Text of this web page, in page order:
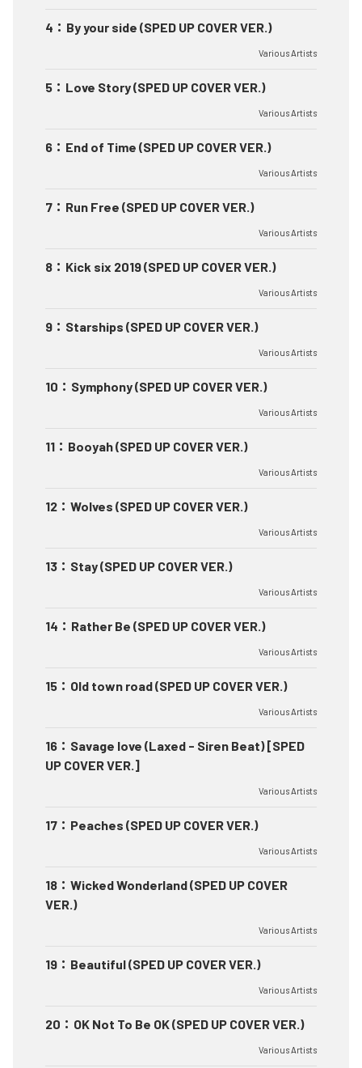
4 ： By your side (SPED UP COVER VER.)
Various Artists
5 ： Love Story (SPED UP COVER VER.)
Various Artists
6 ： End of Time (SPED UP COVER VER.)
Various Artists
7 ： Run Free (SPED UP COVER VER.)
Various Artists
8 ： Kick six 2019 (SPED UP COVER VER.)
Various Artists
9 ： Starships (SPED UP COVER VER.)
Various Artists
10 ： Symphony (SPED UP COVER VER.)
Various Artists
11 ： Booyah (SPED UP COVER VER.)
Various Artists
12 ： Wolves (SPED UP COVER VER.)
Various Artists
13 ： Stay (SPED UP COVER VER.)
Various Artists
14 ： Rather Be (SPED UP COVER VER.)
Various Artists
15 ： Old town road (SPED UP COVER VER.)
Various Artists
16 ： Savage love (Laxed - Siren Beat) [SPED
UP COVER VER.]
Various Artists
17 ： Peaches (SPED UP COVER VER.)
Various Artists
18 ： Wicked Wonderland (SPED UP COVER
VER.)
Various Artists
19 ： Beautiful (SPED UP COVER VER.)
Various Artists
20 ： OK Not To Be OK (SPED UP COVER VER.)
Various Artists